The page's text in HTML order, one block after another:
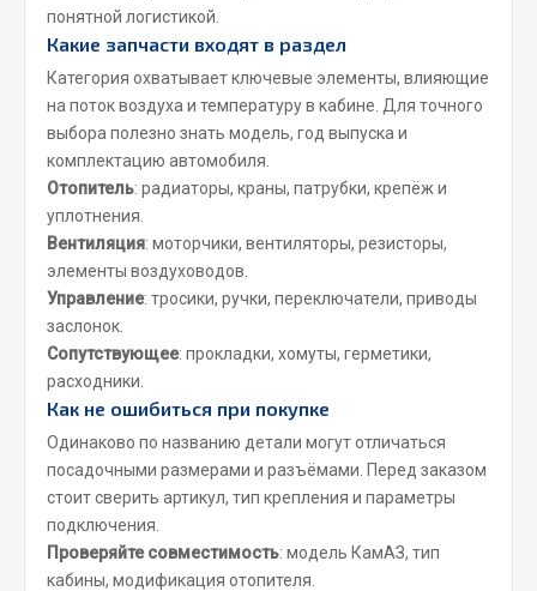
Подвеска
Тормозная система
Двери
Окно ветровое
Двигатель
Электрооборудование
Весь раздел
Запчасти Урал
Двигатель
Мост задний
Система питания
Система выпуска газа
Система охлаждения
Сцепление
понятной логистикой.
Какие запчасти входят в раздел
Категория охватывает ключевые элементы, влияющие
на поток воздуха и температуру в кабине. Для точного
выбора полезно знать модель, год выпуска и
комплектацию автомобиля.
Отопитель: радиаторы, краны, патрубки, крепёж и
уплотнения.
Вентиляция: моторчики, вентиляторы, резисторы,
элементы воздуховодов.
Управление: тросики, ручки, переключатели, приводы
заслонок.
Сопутствующее: прокладки, хомуты, герметики,
расходники.
Как не ошибиться при покупке
Одинаково по названию детали могут отличаться
посадочными размерами и разъёмами. Перед заказом
стоит сверить артикул, тип крепления и параметры
подключения.
Проверяйте совместимость: модель КамАЗ, тип
кабины, модификация отопителя.